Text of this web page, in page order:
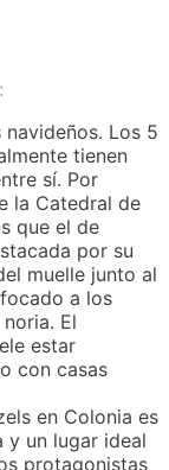
Los 5
tienen
sí. Por
la Catedral de
que el de
por su
muelle junto al
a los
El
estar
con casas
en Colonia es
y un lugar ideal
protagonistas